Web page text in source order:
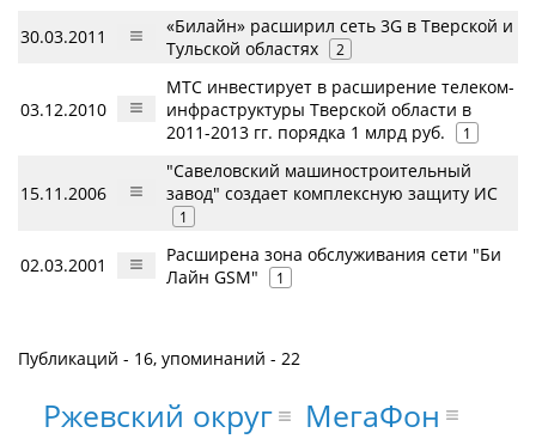
30.03.2011
«Билайн» расширил сеть 3G в Тверской и
Тульской областях
2
03.12.2010
МТС инвестирует в расширение телеком-
инфраструктуры Тверской области в
2011-2013 гг. порядка 1 млрд руб.
1
15.11.2006
"Савеловский машиностроительный
завод" создает комплексную защиту ИС
1
02.03.2001
Расширена зона обслуживания сети "Би
Лайн GSM"
1
Публикаций - 16, упоминаний - 22
МегаФон
Ржевский округ